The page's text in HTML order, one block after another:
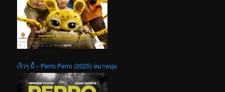
เร็วๆ นี้ – Perro Perro (2025) หมาหนุ่ม